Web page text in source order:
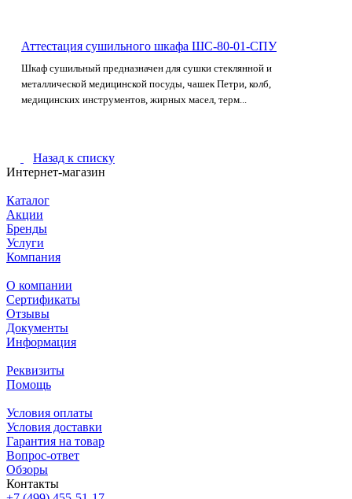
Аттестация сушильного шкафа ШС-80-01-СПУ
Шкаф сушильный предназначен для сушки стеклянной и
металлической медицинской посуды, чашек Петри, колб,
медицинских инструментов, жирных масел, терм...
Назад к списку
Интернет-магазин
Каталог
Акции
Бренды
Услуги
Компания
О компании
Сертификаты
Отзывы
Документы
Информация
Реквизиты
Помощь
Условия оплаты
Условия доставки
Гарантия на товар
Вопрос-ответ
Обзоры
Контакты